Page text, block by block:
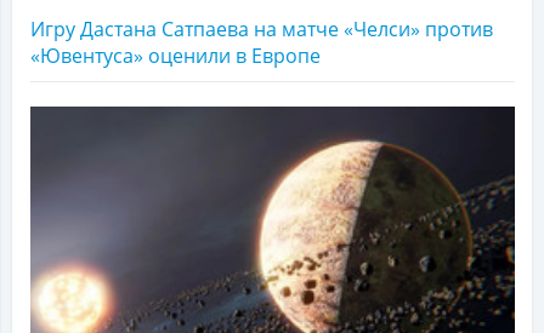
Игру Дастана Сатпаева на матче «Челси» против
«Ювентуса» оценили в Европе